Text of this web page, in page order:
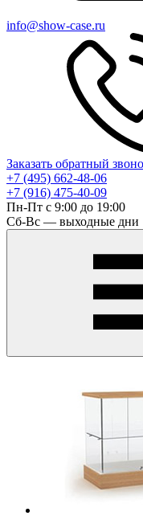
info@show-case.ru
Заказать обратный
+7 (495) 662-48-06
+7 (916) 475-40-09
Пн-Пт с 9:00 до 19:00
Сб-Вс — выходные дни